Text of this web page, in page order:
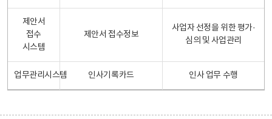
제안서
접수
시스템
제안서 접수정보
사업자 선정을 위한 평가·
심의 및 사업관리
업무관리시스템 인사기록카드 인사 업무 수행